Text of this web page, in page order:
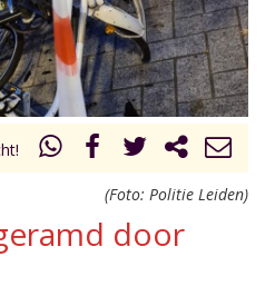
(Foto: Politie Leiden)
door